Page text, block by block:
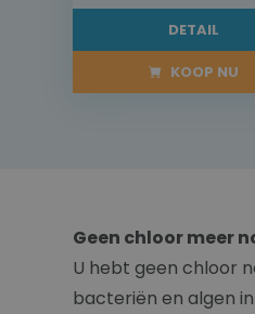
DETAIL
KOOP NU
Geen chloor meer
U hebt geen chloor
bacteriën en algen